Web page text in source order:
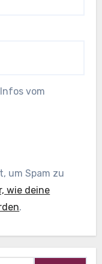
vom
um Spam zu
wie deine
.